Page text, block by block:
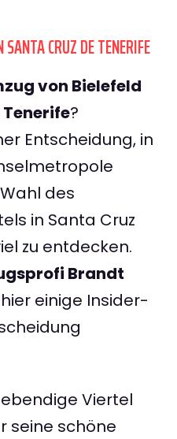
CRUZ DE TENERIFE
von Bielefeld
?
Entscheidung, in
des
in Santa Cruz
zu entdecken.
Brandt
einige Insider-
Viertel
seine schöne